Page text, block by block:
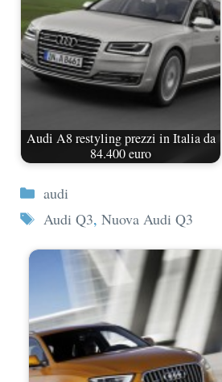
Audi A8 restyling prezzi in Italia da
84.400 euro
Categorie
audi
Tag
Audi Q3, Nuova Audi Q3